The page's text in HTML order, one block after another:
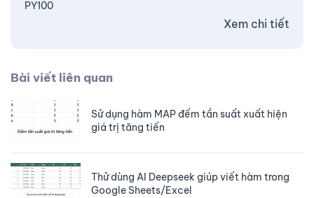
PY100
Xem chi tiết
Bài viết liên quan
Sử dụng hàm MAP đếm tần suất xuất hiện
giá trị tăng tiến
Thử dùng AI Deepseek giúp viết hàm trong
Google Sheets/Excel